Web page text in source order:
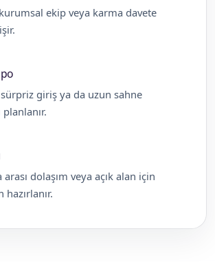
ekip veya karma davete
sürpriz giriş ya da uzun sahne
dolaşım veya açık alan için